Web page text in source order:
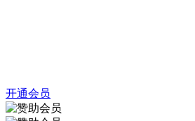
开通会员